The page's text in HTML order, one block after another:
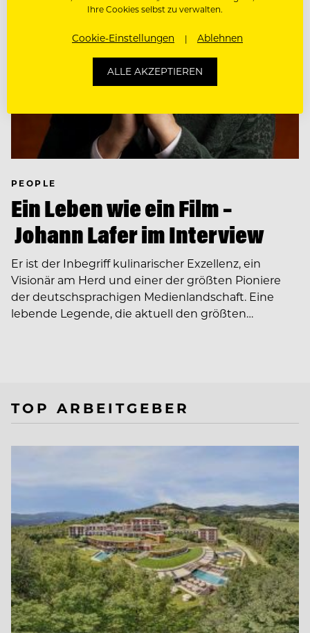
PEOPLE
Ein Leben wie ein Film –
Johann Lafer im Interview
Er ist der Inbegriff kulinarischer Exzellenz, ein
Visionär am Herd und einer der größten Pioniere
der deutschsprachigen Medienlandschaft. Eine
lebende Legende, die aktuell den größten…
TOP ARBEITGEBER
Ihre Cookies selbst zu verwalten.
Cookie-Einstellungen Ablehnen
ALLE AKZEPTIEREN